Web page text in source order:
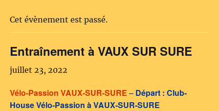
Cet évènement est passé.
Entraînement à VAUX SUR SURE
juillet 23, 2022
Vélo-Passion VAUX-SUR-SURE – Départ : Club-
House Vélo-Passion à VAUX-SUR-SURE